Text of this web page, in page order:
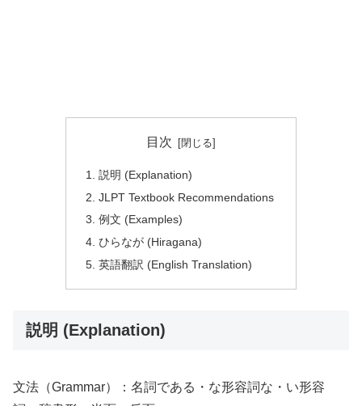
目次
説明 (Explanation)
JLPT Textbook Recommendations
例文 (Examples)
ひらなが (Hiragana)
英語翻訳 (English Translation)
説明 (Explanation)
文法（Grammar）：名詞である・な形容詞な・い形容